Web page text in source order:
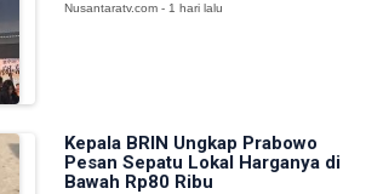
Nusantaratv.com - 1 hari lalu
Kepala BRIN Ungkap Prabowo
Pesan Sepatu Lokal Harganya di
Bawah Rp80 Ribu